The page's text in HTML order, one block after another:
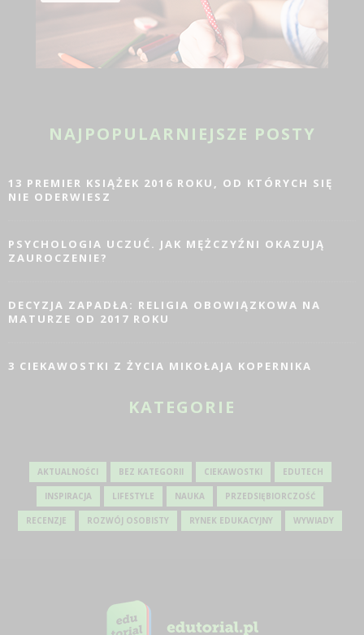
NAJPOPULARNIEJSZE POSTY
13 PREMIER KSIĄŻEK 2016 ROKU, OD KTÓRYCH SIĘ
NIE ODERWIESZ
PSYCHOLOGIA UCZUĆ. JAK MĘŻCZYŹNI OKAZUJĄ
ZAUROCZENIE?
DECYZJA ZAPADŁA: RELIGIA OBOWIĄZKOWA NA
MATURZE OD 2017 ROKU
3 CIEKAWOSTKI Z ŻYCIA MIKOŁAJA KOPERNIKA
KATEGORIE
AKTUALNOŚCI BEZ KATEGORII CIEKAWOSTKI EDUTECH
INSPIRACJA LIFESTYLE NAUKA PRZEDSIĘBIORCZOŚĆ
RECENZJE ROZWÓJ OSOBISTY RYNEK EDUKACYJNY WYWIADY